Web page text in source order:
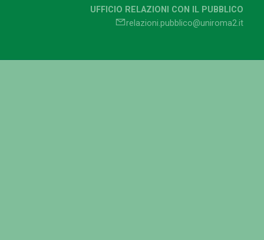
UFFICIO RELAZIONI CON IL PUBBLICO
relazioni.pubblico@uniroma2.it